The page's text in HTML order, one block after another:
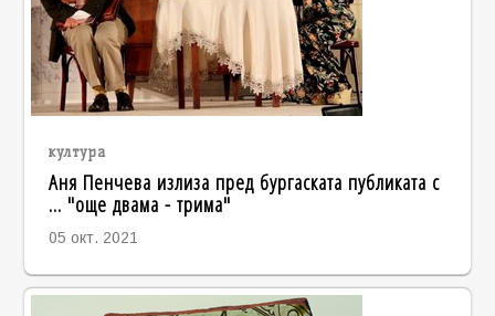
култура
Аня Пенчева излиза пред бургаската публиката с
... "още двама - трима"
05 окт. 2021